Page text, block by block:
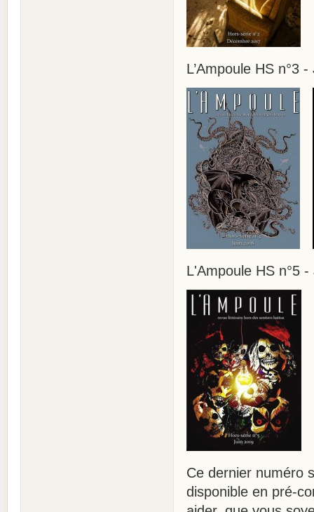
L’Ampoule HS n°3
L'Ampoule HS n°5
Ce dernier numéro
disponible en pré-